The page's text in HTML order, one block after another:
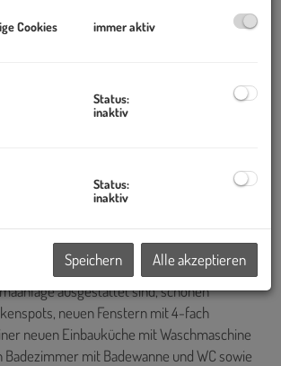
4-Zimmer-Wohnung mit separater
Zinshaus im 1. Liftstock (+ Mezzanin)
4-Zimmer-Wohnung ab sofort vermietet! Die
4 große Zimmer (S/W – Ausrichtung), die
ausgestattet sind, schönen
neuen Fenstern mit 4-fach
neuen Einbauküche mit Waschmaschine
mit Badewanne und WC sowie
Cookies immer aktiv
Status:
inaktiv
Status:
inaktiv
Speichern Alle akzeptieren